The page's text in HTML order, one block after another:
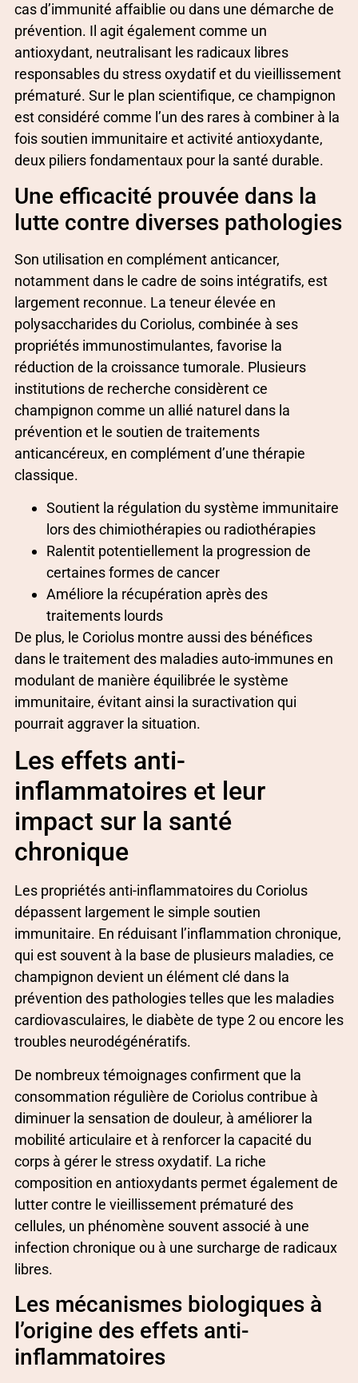
cas d’immunité affaiblie ou dans une démarche de
prévention. Il agit également comme un
antioxydant, neutralisant les radicaux libres
responsables du stress oxydatif et du vieillissement
prématuré. Sur le plan scientifique, ce champignon
est considéré comme l’un des rares à combiner à la
fois soutien immunitaire et activité antioxydante,
deux piliers fondamentaux pour la santé durable.
Une efficacité prouvée dans la
lutte contre diverses pathologies
Son utilisation en complément anticancer,
notamment dans le cadre de soins intégratifs, est
largement reconnue. La teneur élevée en
polysaccharides du Coriolus, combinée à ses
propriétés immunostimulantes, favorise la
réduction de la croissance tumorale. Plusieurs
institutions de recherche considèrent ce
champignon comme un allié naturel dans la
prévention et le soutien de traitements
anticancéreux, en complément d’une thérapie
classique.
Soutient la régulation du système immunitaire
lors des chimiothérapies ou radiothérapies
Ralentit potentiellement la progression de
certaines formes de cancer
Améliore la récupération après des
traitements lourds
De plus, le Coriolus montre aussi des bénéfices
dans le traitement des maladies auto-immunes en
modulant de manière équilibrée le système
immunitaire, évitant ainsi la suractivation qui
pourrait aggraver la situation.
Les effets anti-
inflammatoires et leur
impact sur la santé
chronique
Les propriétés anti-inflammatoires du Coriolus
dépassent largement le simple soutien
immunitaire. En réduisant l’inflammation chronique,
qui est souvent à la base de plusieurs maladies, ce
champignon devient un élément clé dans la
prévention des pathologies telles que les maladies
cardiovasculaires, le diabète de type 2 ou encore les
troubles neurodégénératifs.
De nombreux témoignages confirment que la
consommation régulière de Coriolus contribue à
diminuer la sensation de douleur, à améliorer la
mobilité articulaire et à renforcer la capacité du
corps à gérer le stress oxydatif. La riche
composition en antioxydants permet également de
lutter contre le vieillissement prématuré des
cellules, un phénomène souvent associé à une
infection chronique ou à une surcharge de radicaux
libres.
Les mécanismes biologiques à
l’origine des effets anti-
inflammatoires